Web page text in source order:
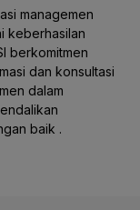
managemen
keberhasilan
berkomitmen
dan konsultasi
dalam
baik .